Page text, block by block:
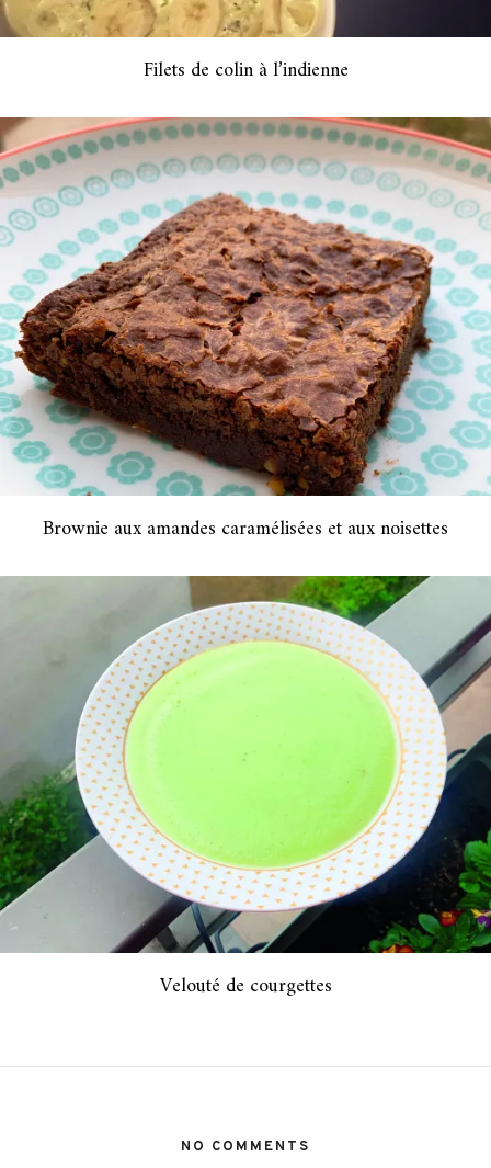
Filets de colin à l’indienne
Brownie aux amandes caramélisées et aux noisettes
Velouté de courgettes
NO COMMENTS